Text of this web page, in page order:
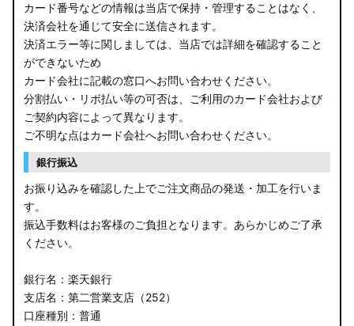
カード番号などの情報は当店で保持・管理することはなく、
決済会社を通じて安全に送信されます。
決済エラー等に関しましては、当店では詳細を確認すること
ができないため
カード会社に記載の窓口へお問い合わせください。
分割払い・リボ払い等の可否は、ご利用のカード会社および
ご契約内容によって異なります。
ご不明な点はカード会社へお問い合わせください。
銀行振込
お振り込みを確認した上でご注文商品の発送・加工を行いま
す。
振込手数料はお客様のご負担となります。あらかじめご了承
ください。
銀行名：楽天銀行
支店名：第二営業支店（252）
口座種別：普通